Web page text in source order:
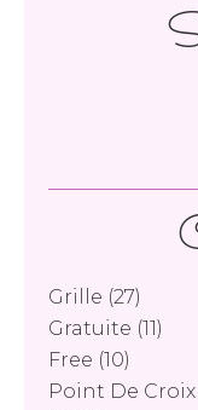
Grille (27)
Gratuite (11)
Free (10)
Point De Croix